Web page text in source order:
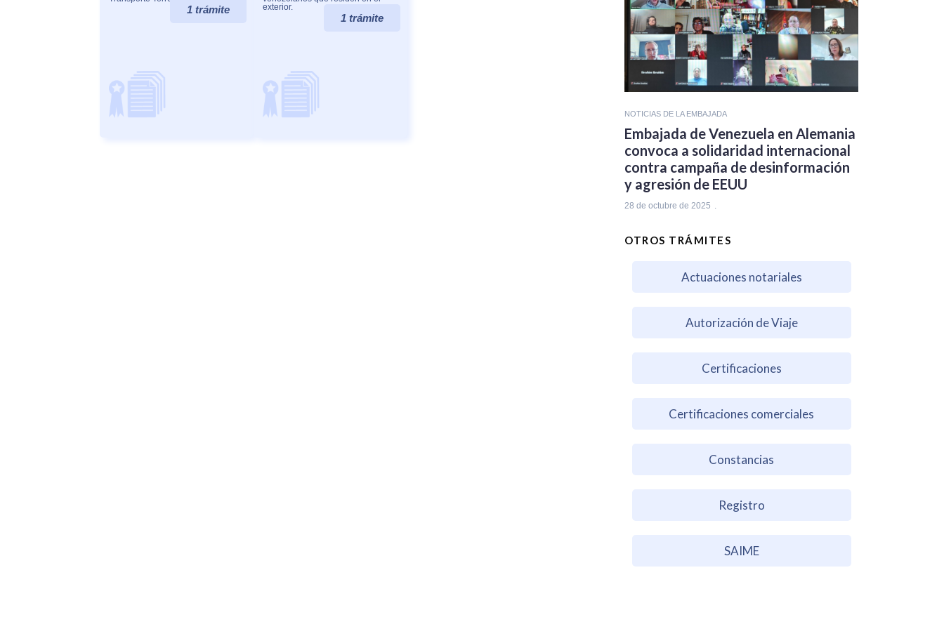
1 trámite
exterior.
1 trámite
NOTICIAS DE LA EMBAJADA
Embajada de Venezuela en Alemania
convoca a solidaridad internacional
contra campaña de desinformación
y agresión de EEUU
28 de octubre de 2025
OTROS TRÁMITES
Actuaciones notariales
Autorización de Viaje
Certificaciones
Certificaciones comerciales
Constancias
Registro
SAIME